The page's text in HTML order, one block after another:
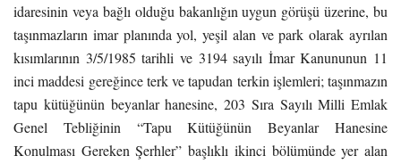
idaresinin veya bağlı olduğu bakanlığın uygun görüşü üzerine, bu
taşınmazların imar planında yol, yeşil alan ve park olarak ayrılan
kısımlarının 3/5/1985 tarihli ve 3194 sayılı İmar Kanununun 11
inci maddesi gereğince terk ve tapudan terkin işlemleri; taşınmazın
tapu kütüğünün beyanlar hanesine, 203 Sıra Sayılı Milli Emlak
Genel Tebliğinin “Tapu Kütüğünün Beyanlar Hanesine
Konulması Gereken Şerhler” başlıklı ikinci bölümünde yer alan